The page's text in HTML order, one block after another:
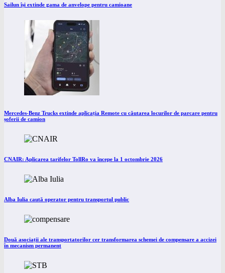
Sailun își extinde gama de anvelope pentru camioane
Mercedes-Benz Trucks extinde aplicația Remote cu căutarea locurilor de parcare pentru
șoferii de camion
CNAIR: Aplicarea tarifelor TollRo va începe la 1 octombrie 2026
Alba Iulia caută operator pentru transportul public
Două asociații ale transportatorilor cer transformarea schemei de compensare a accizei
în mecanism permanent